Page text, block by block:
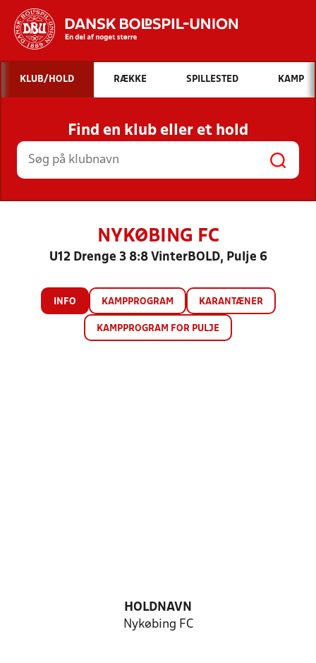
Hvad vil du søge efter?
INDHOLD OG NYHEDER
STILLINGER, RESULTATER, KLUBBER OG
HOLD
KLUB/HOLD RÆKKE SPILLESTED KAMP
Find en klub eller et hold
NYKØBING FC
U12 Drenge 3 8:8 VinterBOLD, Pulje 6
INFO KAMPPROGRAM KARANTÆNER
KAMPPROGRAM FOR PULJE
HOLDNAVN
Nykøbing FC